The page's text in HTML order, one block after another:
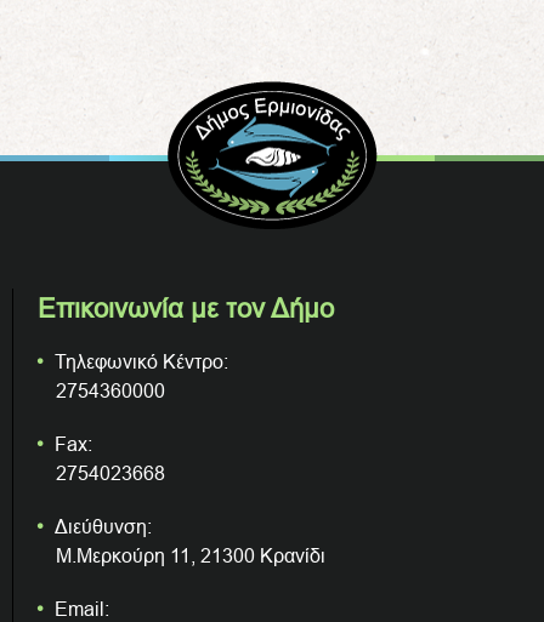
Επικοινωνία με τον Δήμο
Τηλεφωνικό Κέντρο:
2754360000
Fax:
2754023668
Διεύθυνση:
Μ.Μερκούρη 11, 21300 Κρανίδι
Email: